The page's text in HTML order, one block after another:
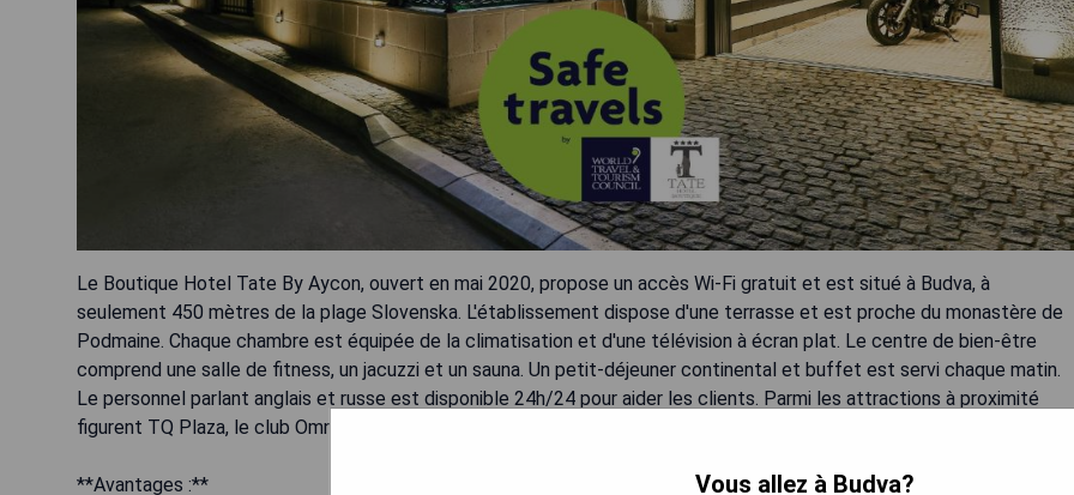
Le Boutique Hotel Tate By Aycon, ouvert en mai 2020, propose un accès Wi-Fi gratuit et est situé à Budva, à
seulement 450 mètres de la plage Slovenska. L'établissement dispose d'une terrasse et est proche du monastère de
Podmaine. Chaque chambre est équipée de la climatisation et d'une télévision à écran plat. Le centre de bien-être
comprend une salle de fitness, un jacuzzi et un sauna. Un petit-déjeuner continental et buffet est servi chaque matin.
Le personnel parlant anglais et russe est disponible 24h/24 pour aider les clients. Parmi les attractions à proximité
figurent TQ Plaza, le club Omnia et l'église Sainte-Trinité, tandis que l'aéroport de Tivat se trouve à 16 km.
**Avantages :**
Vous allez à Budva?